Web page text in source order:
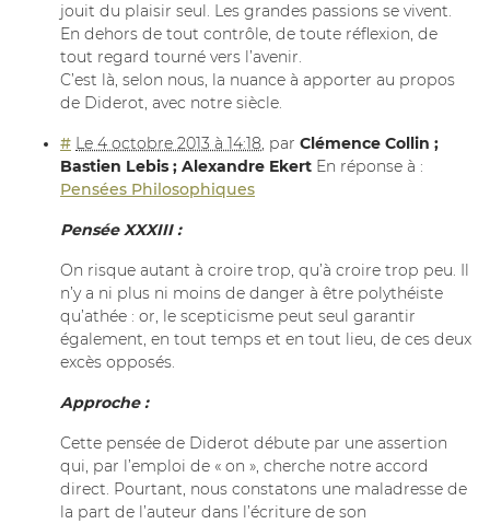
jouit du plaisir seul. Les grandes passions se vivent.
En dehors de tout contrôle, de toute réflexion, de
tout regard tourné vers l’avenir.
C’est là, selon nous, la nuance à apporter au propos
de Diderot, avec notre siècle.
# Le 4 octobre 2013 à 14:18, par Clémence Collin ;
Bastien Lebis ; Alexandre Ekert En réponse à :
Pensées Philosophiques
Pensée XXXIII :
On risque autant à croire trop, qu’à croire trop peu. Il
n’y a ni plus ni moins de danger à être polythéiste
qu’athée : or, le scepticisme peut seul garantir
également, en tout temps et en tout lieu, de ces deux
excès opposés.
Approche :
Cette pensée de Diderot débute par une assertion
qui, par l’emploi de « on », cherche notre accord
direct. Pourtant, nous constatons une maladresse de
la part de l’auteur dans l’écriture de son